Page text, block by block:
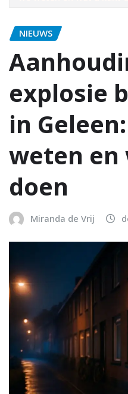
NIEUWS
explosie
in
weten
doen
Miranda de Vrij